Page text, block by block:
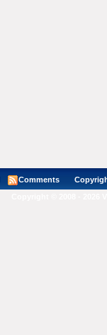
Comments Copyright